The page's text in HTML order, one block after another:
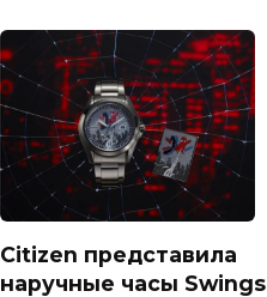
Citizen представила
наручные часы Swings